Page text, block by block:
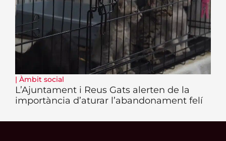
| Àmbit social
L’Ajuntament i Reus Gats alerten de la
importància d’aturar l’abandonament felí